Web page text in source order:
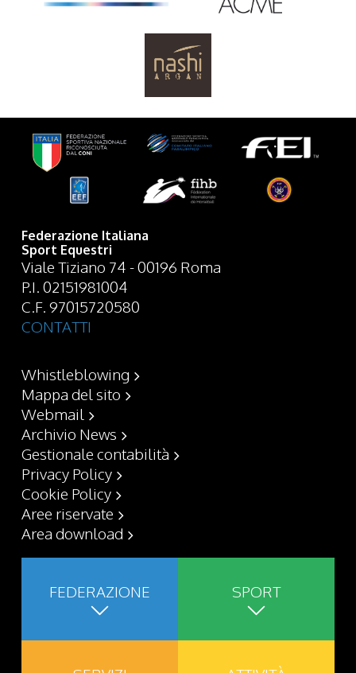
Federazione Italiana
Sport Equestri
Viale Tiziano 74 - 00196 Roma
P.I. 02151981004
C.F. 97015720580
CONTATTI
Whistleblowing
Mappa del sito
Webmail
Archivio News
Gestionale contabilità
Privacy Policy
Cookie Policy
Aree riservate
Area download
FEDERAZIONE SPORT